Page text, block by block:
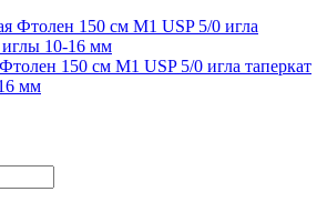
150 см М1 USP 5/0 игла таперкат
мм